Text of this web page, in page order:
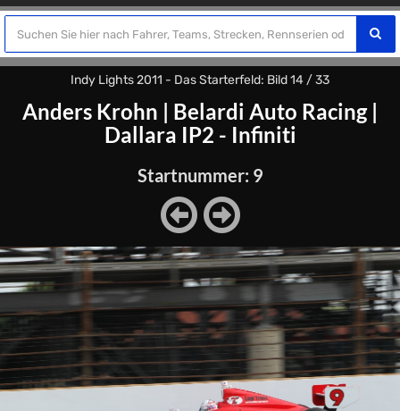
Indy Lights 2011 - Das Starterfeld: Bild 14 / 33
Anders Krohn | Belardi Auto Racing|
Dallara IP2 - Infiniti
Startnummer: 9